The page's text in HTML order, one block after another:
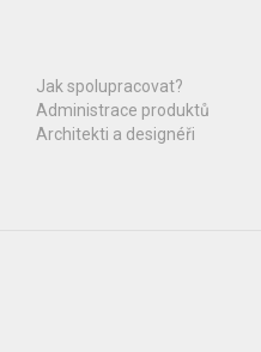
Jak spolupracovat?
Administrace produktů
Architekti a designéři